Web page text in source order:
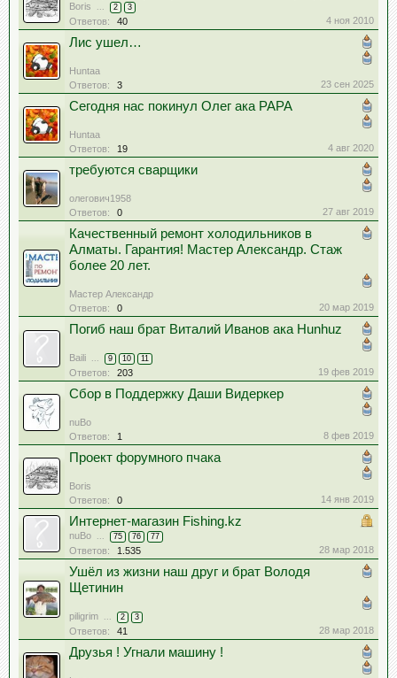
Boris ... 2 3
Ответов: 40 4 ноя 2010
Лис ушел…
Huntaa
Ответов:
3 23 сен 2025
Сегодня нас покинул Олег ака PAPA
Huntaa
Ответов:
19 4 авг 2020
требуются сварщики
олегович1958
Ответов:
0 27 авг 2019
Качественный ремонт холодильников в
Алматы. Гарантия! Мастер Александр. Стаж
более 20 лет.
Мастер Александр
Ответов:
0 20 мар 2019
Погиб наш брат Виталий Иванов ака Hunhuz
Baili ... 9 10 11
Ответов: 203 19 фев 2019
Сбор в Поддержку Даши Видеркер
nuBo
Ответов:
1 8 фев 2019
Проект форумного пчака
Boris
Ответов:
0 14 янв 2019
Интернет-магазин Fishing.kz
nuBo ... 75 76 77
Ответов: 1.535 28 мар 2018
Ушёл из жизни наш друг и брат Володя
Щетинин
piligrim ... 2 3
Ответов: 41 28 мар 2018
Друзья ! Угнали машину !